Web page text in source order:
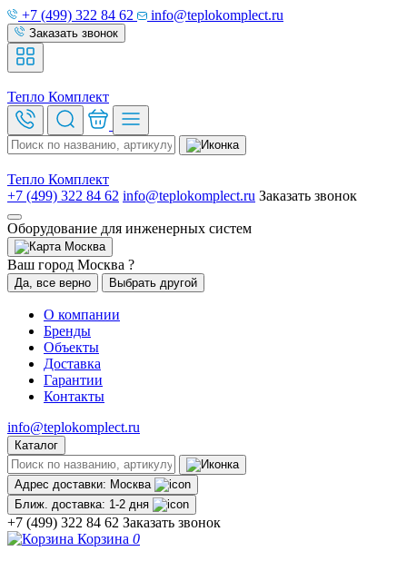
+7 (499) 322 84 62 info@teplokomplect.ru
Заказать звонок
Тепло Комплект
Тепло Комплект
+7 (499) 322 84 62 info@teplokomplect.ru Заказать звонок
Оборудование для инженерных систем
Москва
Ваш город Москва ?
Да, все верно Выбрать другой
О компании
Бренды
Объекты
Доставка
Гарантии
Контакты
info@teplokomplect.ru
Каталог
Адрес доставки: Москва
Ближ. доставка: 1-2 дня
+7 (499) 322 84 62 Заказать звонок
Корзина 0